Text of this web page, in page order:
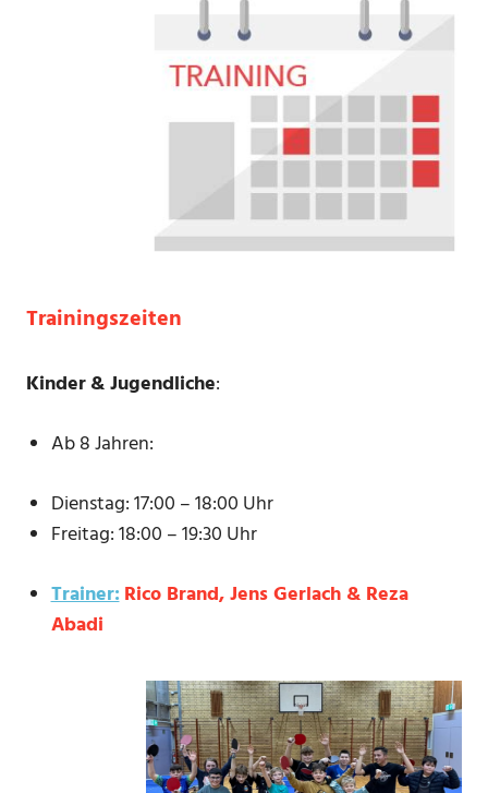
Trainingszeiten
Kinder& Jugendliche:
Ab 8 Jahren:
Dienstag: 17:00 – 18:00 Uhr
Freitag: 18:00 – 19:30 Uhr
Trainer:Rico Brand, Jens Gerlach & Reza
Abadi